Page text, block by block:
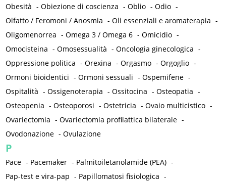
Obesità -Obiezione di coscienza -Oblio -Odio -
Olfatto / Feromoni / Anosmia -Oli essenziali e aromaterapia -
Oligomenorrea -Omega 3 / Omega 6 -Omicidio -
Omocisteina -Omosessualità -Oncologia ginecologica -
Oppressione politica -Orexina -Orgasmo -Orgoglio -
Ormoni bioidentici -Ormoni sessuali -Ospemifene -
Ospitalità -Ossigenoterapia -Ossitocina -Osteopatia -
Osteopenia -Osteoporosi -Ostetricia -Ovaio multicistico -
Ovariectomia -Ovariectomia profilattica bilaterale -
Ovodonazione -Ovulazione
P
Pace - Pacemaker - Palmitoiletanolamide (PEA) -
Pap-test e vira-pap - Papillomatosi fisiologica -